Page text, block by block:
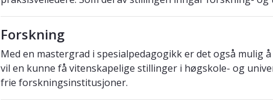
Forskning
Med en mastergrad i spesialpedagogikk er det også mulig
vil en kunne få vitenskapelige stillinger i høgskole- og
frie forskningsinstitusjoner.